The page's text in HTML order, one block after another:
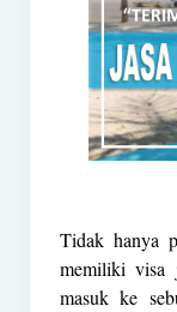
Tidak hanya
memiliki visa
masuk ke